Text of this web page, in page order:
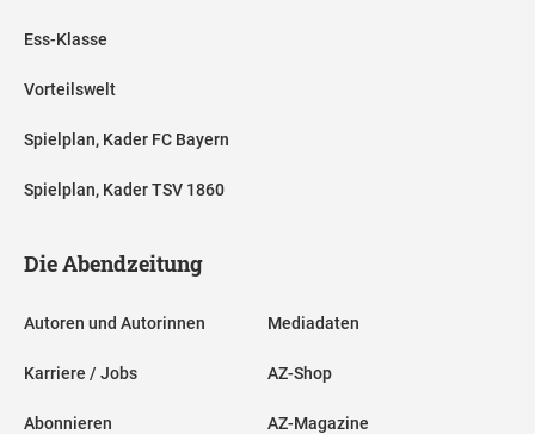
Ess-Klasse
Vorteilswelt
Spielplan, Kader FC Bayern
Spielplan, Kader TSV 1860
Die Abendzeitung
Autoren und Autorinnen
Karriere / Jobs
Abonnieren
Mediadaten
AZ-Shop
AZ-Magazine